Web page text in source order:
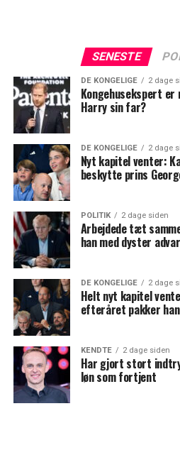
SENESTE
DE KONGELIGE 2 dage
Kongehusekspert
Harry sin far?
DE KONGELIGE 2 dage
Nyt kapitel venter:
beskytte prins
POLITIK 2 dage siden
Arbejdede tæt
han med dyster
DE KONGELIGE 2 dage
Helt nyt kapitel
efteråret pakker
KENDTE 2 dage siden
Har gjort stort
løn som fortjent